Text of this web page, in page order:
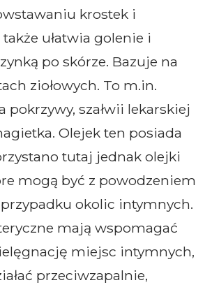
krostek i
ułatwia golenie i
po skórze. Bazuje na
ziołowych. To m.in.
pokrzywy, szałwii lekarskiej
Olejek ten posiada
tutaj jednak olejki
mogą być z powodzeniem
okolic intymnych.
mają wspomagać
miejsc intymnych,
przeciwzapalnie,